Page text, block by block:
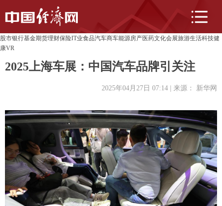
股市银行基金期货理财保险IT业食品汽车商车能源房产医药文化会展旅游生活科技健
康VR
2025上海车展：中国汽车品牌引关注
2025年04月27日 07:14 | 来源： 新华网